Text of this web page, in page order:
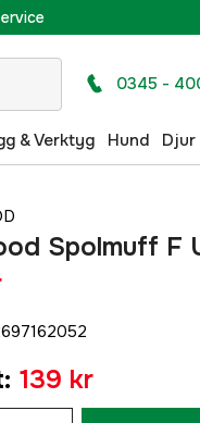
0345 -
& Verktyg Hund Djur
Spolmuff F
: 139 kr